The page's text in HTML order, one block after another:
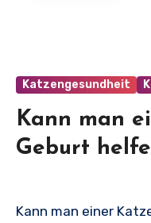
Katzengesundheit
Kann man
Geburt
Kann man einer Katze bei der Geburt helfen? Die